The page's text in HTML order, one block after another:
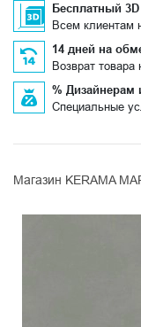
Бесплатный
Всем клиентам
14 дней на
Возврат
% Дизайнерам
Специальные
Магазин KERAMA